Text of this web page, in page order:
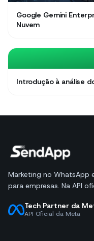
Google Gemini
Nuvem
Introdução à análise
Marketing no WhatsApp
para empresas. Na API
Tech Partner da
API Oficial da Meta